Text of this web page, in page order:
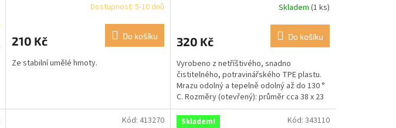
Dostupnost: 5-10 dnů
210 Kč Do košíku
Ze stabilní umělé hmoty.
Skladem (1 ks)
320 Kč Do košíku
Vyrobeno z netříštivého, snadno
čistitelného, potravinářského TPE plastu.
Mrazu odolný a tepelně odolný až do 130 °
C. Rozměry (otevřený): průměr cca 38 x 23
cm Velikost...
Kód: 413270 Skladem! Kód: 343110